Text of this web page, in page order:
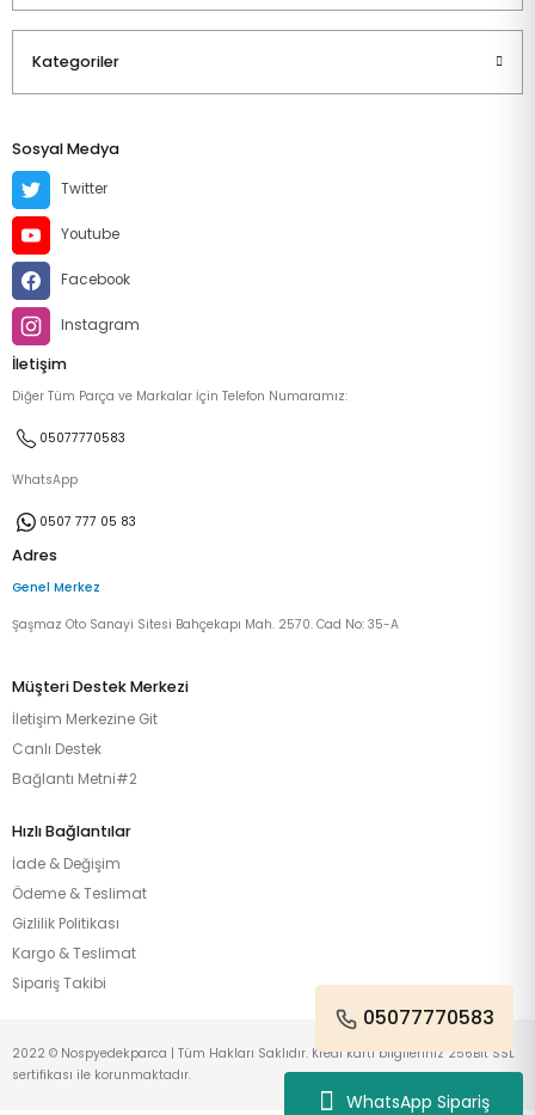
WhatsApp Sipariş
Kategoriler
Sosyal Medya
Twitter
Youtube
Facebook
Instagram
İletişim
Diğer Tüm Parça ve Markalar İçin Telefon Numaramız:
05077770583
WhatsApp
0507 777 05 83
Adres
Genel Merkez
Şaşmaz Oto Sanayi Sitesi Bahçekapı Mah. 2570. Cad No: 35-A
Müşteri Destek Merkezi
İletişim Merkezine Git
Canlı Destek
Bağlantı Metni#2
Hızlı Bağlantılar
İade & Değişim
Ödeme & Teslimat
Gizlilik Politikası
Kargo & Teslimat
Sipariş Takibi
05077770583
2022 © Nospyedekparca | Tüm Hakları Saklıdır. Kredi kartı bilgileriniz 256Bit SSL
sertifikası ile korunmaktadır.